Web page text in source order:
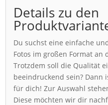
Details zu den
Du suchst eine einfache
Fotos im großen Format an
Trotzdem soll die Qualität
beeindruckend sein? Dann
für dich! Zur Auswahl
Diese möchten wir dir